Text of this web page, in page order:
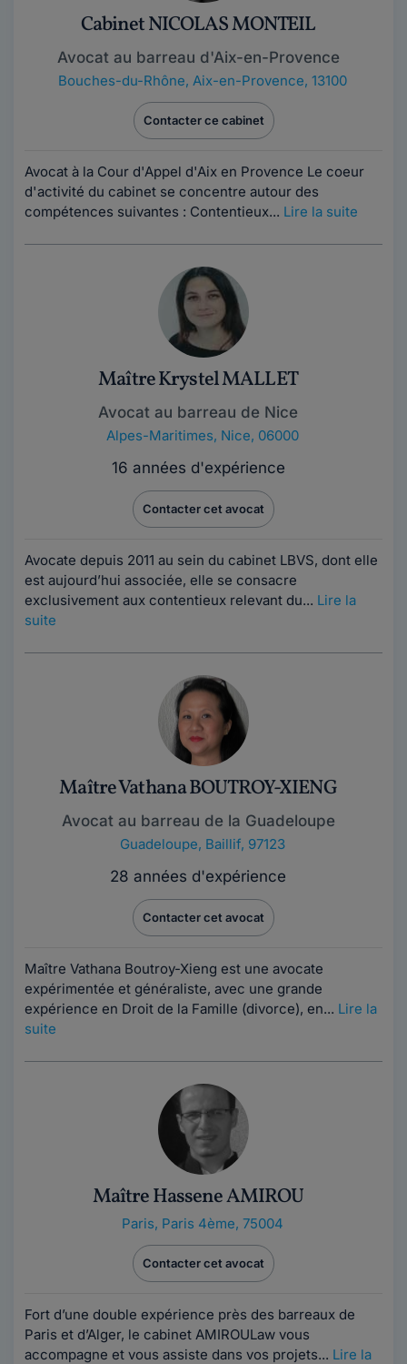
Cabinet NICOLAS MONTEIL
Avocat au barreau d'Aix-en-Provence
Bouches-du-Rhône, Aix-en-Provence, 13100
Contacter ce cabinet
Avocat à la Cour d'Appel d'Aix en Provence Le coeur
d'activité du cabinet se concentre autour des
compétences suivantes : Contentieux... Lire la suite
Maître Krystel MALLET
Avocat au barreau de Nice
Alpes-Maritimes, Nice, 06000
16 années d'expérience
Contacter cet avocat
Avocate depuis 2011 au sein du cabinet LBVS, dont elle
est aujourd’hui associée, elle se consacre
exclusivement aux contentieux relevant du... Lire la
suite
Maître Vathana BOUTROY-XIENG
Avocat au barreau de la Guadeloupe
Guadeloupe, Baillif, 97123
28 années d'expérience
Contacter cet avocat
Maître Vathana Boutroy-Xieng est une avocate
expérimentée et généraliste, avec une grande
expérience en Droit de la Famille (divorce), en... Lire la
suite
Maître Hassene AMIROU
Paris, Paris 4ème, 75004
Contacter cet avocat
Fort d’une double expérience près des barreaux de
Paris et d’Alger, le cabinet AMIROULaw vous
accompagne et vous assiste dans vos projets... Lire la